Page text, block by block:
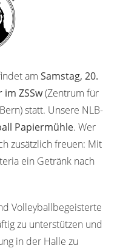
am Samstag, 20.
ZSSw(Zentrum für
statt. Unsere NLB-
Papiermühle. Wer
zusätzlich freuen: Mit
ein Getränk nach
Volleyballbegeisterte
zu unterstützen und
in der Halle zu